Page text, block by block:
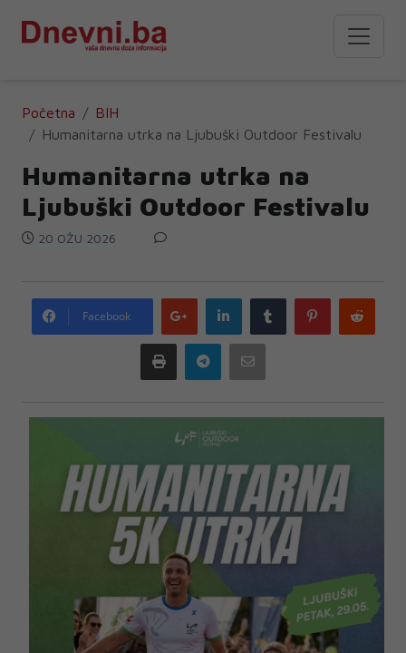
Početna
BIH
Humanitarna utrka na Ljubuški Outdoor Festivalu
Humanitarna utrka na
Ljubuški Outdoor Festivalu
20 OŽU 2026
Facebook
Google
plus
LinkedIn Tumblr Pinterest
Print Telegram